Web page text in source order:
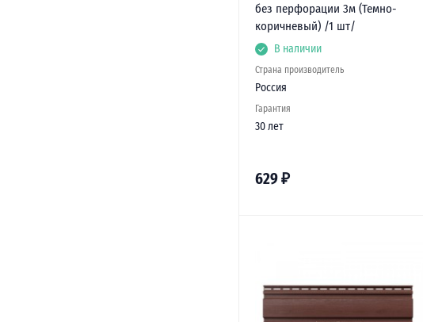
без перфорации 3м (Темно-
коричневый) /1 шт/
В наличии
Страна производитель
Россия
Гарантия
30 лет
629₽